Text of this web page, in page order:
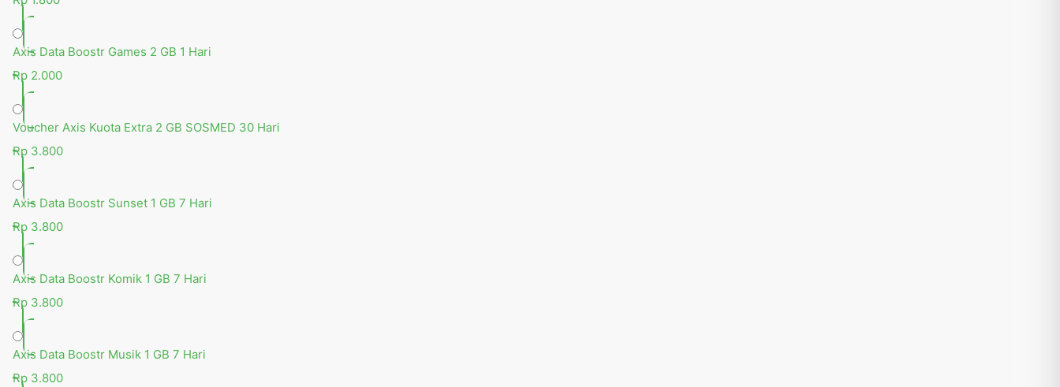
Axis Data Boostr Games 2 GB 1 Hari
Rp 2.000
Voucher Axis Kuota Extra 2 GB SOSMED 30 Hari
Rp 3.800
Axis Data Boostr Sunset 1 GB 7 Hari
Rp 3.800
Axis Data Boostr Komik 1 GB 7 Hari
Rp 3.800
Axis Data Boostr Musik 1 GB 7 Hari
Rp 3.800